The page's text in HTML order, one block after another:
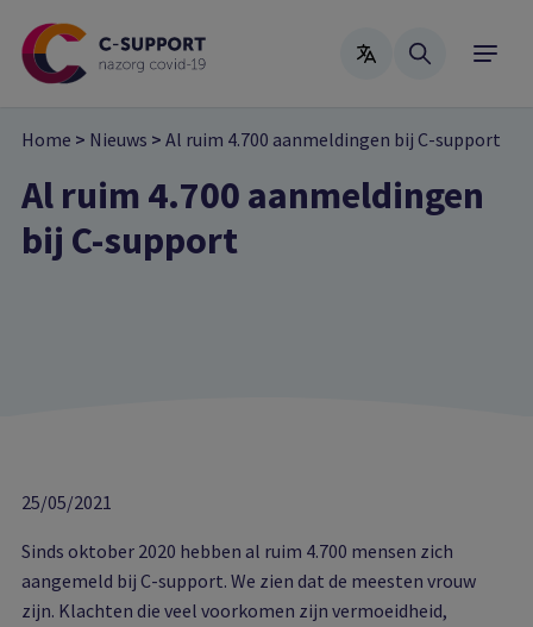
main
Home > Nieuws > Al ruim 4.700 aanmeldingen bij C-support
Al ruim 4.700 aanmeldingen
bij C-support
25/05/2021
Sinds oktober 2020 hebben al ruim 4.700 mensen zich
aangemeld bij C-support. We zien dat de meesten vrouw
zijn. Klachten die veel voorkomen zijn vermoeidheid,